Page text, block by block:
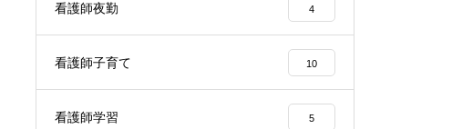
看護師夜勤 4
看護師子育て 10
看護師学習 5